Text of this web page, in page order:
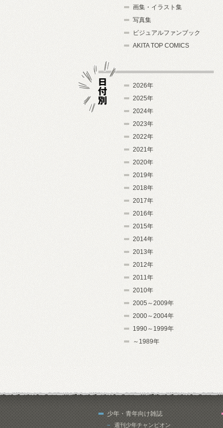
画集・イラスト集
写真集
ビジュアルファンブック
AKITA TOP COMICS
2026年
2025年
2024年
2023年
2022年
2021年
2020年
2019年
2018年
2017年
2016年
2015年
2014年
2013年
2012年
2011年
2010年
2005～2009年
2000～2004年
1990～1999年
～1989年
少年・青年向け雑誌
週刊少年チャンピオン